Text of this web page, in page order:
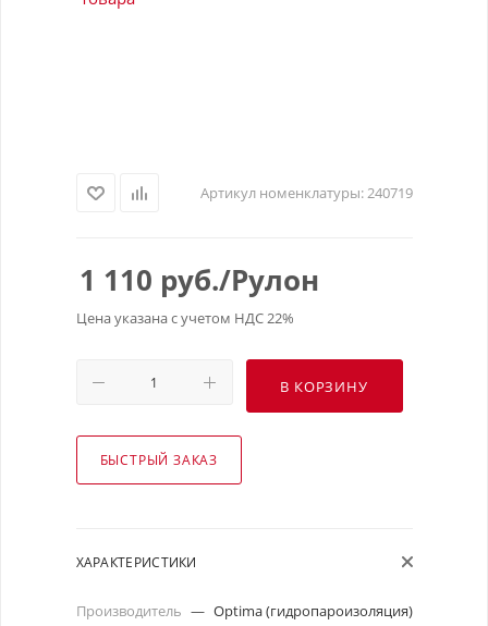
Артикул номенклатуры:240719
1 110 руб./Рулон
Цена указана с учетом НДС 22%
В КОРЗИНУ
БЫСТРЫЙ ЗАКАЗ
ХАРАКТЕРИСТИКИ
Производитель — Optima (гидропароизоляция)